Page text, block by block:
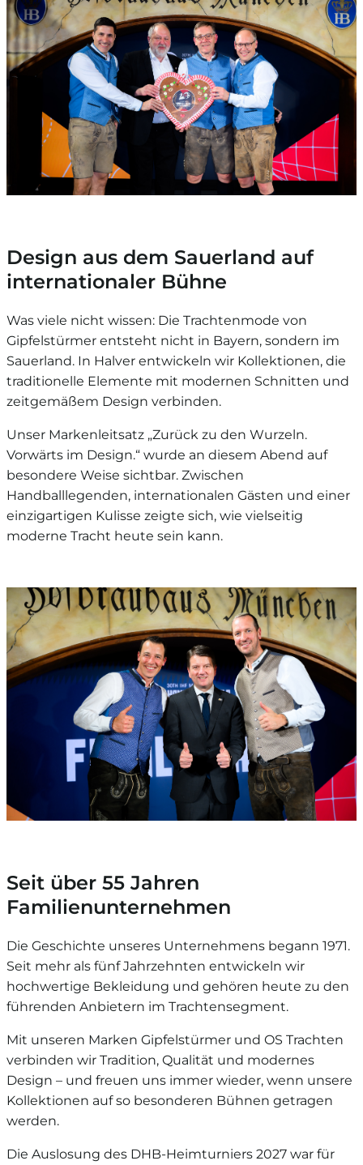
Design aus dem Sauerland auf
internationaler Bühne
Was viele nicht wissen: Die Trachtenmode von
Gipfelstürmer entsteht nicht in Bayern, sondern im
Sauerland. In Halver entwickeln wir Kollektionen, die
traditionelle Elemente mit modernen Schnitten und
zeitgemäßem Design verbinden.
Unser Markenleitsatz „Zurück zu den Wurzeln.
Vorwärts im Design.“ wurde an diesem Abend auf
besondere Weise sichtbar. Zwischen
Handballlegenden, internationalen Gästen und einer
einzigartigen Kulisse zeigte sich, wie vielseitig
moderne Tracht heute sein kann.
Seit über 55 Jahren
Familienunternehmen
Die Geschichte unseres Unternehmens begann 1971.
Seit mehr als fünf Jahrzehnten entwickeln wir
hochwertige Bekleidung und gehören heute zu den
führenden Anbietern im Trachtensegment.
Mit unseren Marken Gipfelstürmer und OS Trachten
verbinden wir Tradition, Qualität und modernes
Design – und freuen uns immer wieder, wenn unsere
Kollektionen auf so besonderen Bühnen getragen
werden.
Die Auslosung des DHB-Heimturniers 2027 war für